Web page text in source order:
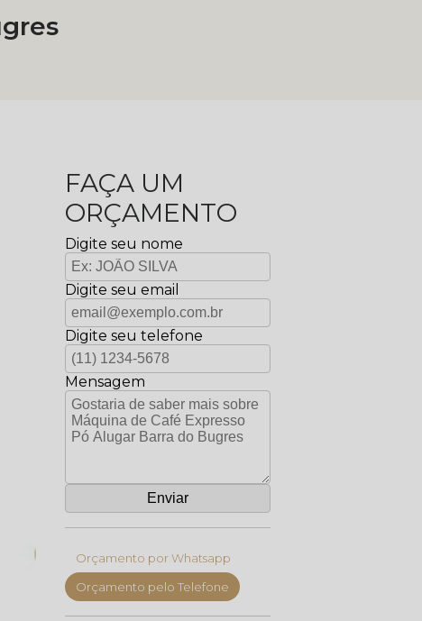
FAÇA UM
ORÇAMENTO
Digite seu nome
Digite seu email
Digite seu telefone
Mensagem
Orçamento por Whatsapp
Orçamento pelo Telefone